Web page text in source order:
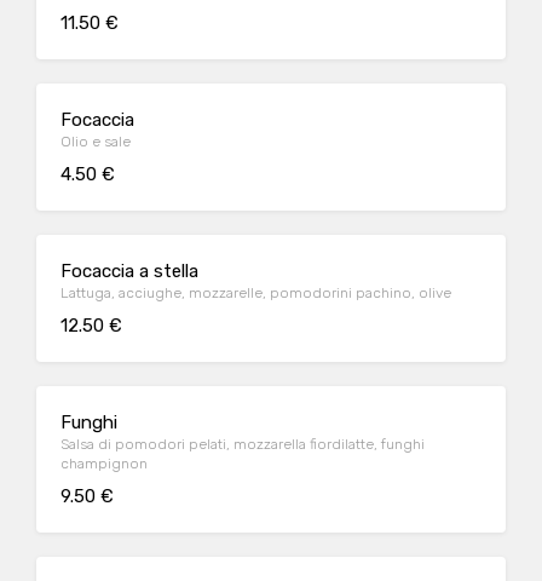
11.50 €
Focaccia
Olio e sale
4.50 €
Focaccia a stella
Lattuga, acciughe, mozzarelle, pomodorini pachino, olive
12.50 €
Funghi
Salsa di pomodori pelati, mozzarella fiordilatte, funghi
champignon
9.50 €